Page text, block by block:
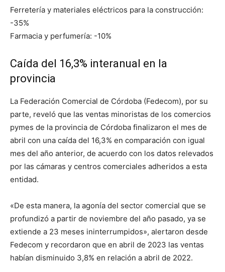
Ferretería y materiales eléctricos para la construcción:
-35%
Farmacia y perfumería: -10%
Caída del 16,3% interanual en la
provincia
La Federación Comercial de Córdoba (Fedecom), por su
parte, reveló que las ventas minoristas de los comercios
pymes de la provincia de Córdoba finalizaron el mes de
abril con una caída del 16,3% en comparación con igual
mes del año anterior, de acuerdo con los datos relevados
por las cámaras y centros comerciales adheridos a esta
entidad.
«De esta manera, la agonía del sector comercial que se
profundizó a partir de noviembre del año pasado, ya se
extiende a 23 meses ininterrumpidos», alertaron desde
Fedecom y recordaron que en abril de 2023 las ventas
habían disminuido 3,8% en relación a abril de 2022.